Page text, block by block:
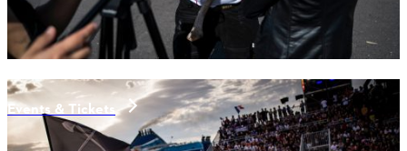
Events & Tickets